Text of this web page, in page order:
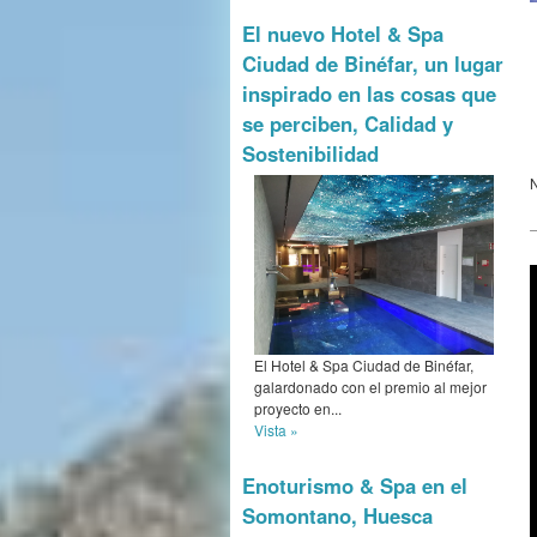
El nuevo Hotel & Spa
Ciudad de Binéfar, un lugar
inspirado en las cosas que
se perciben, Calidad y
Sostenibilidad
El Hotel & Spa Ciudad de Binéfar,
galardonado con el premio al mejor
proyecto en...
Vista »
Enoturismo & Spa en el
Somontano, Huesca